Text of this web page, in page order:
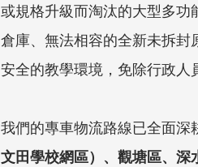
或規格升級而淘汰的大型多
倉庫、無法相容的全新未拆封
安全的教學環境，免除行政人
我們的專車物流路線已全面
文田學校網區）、觀塘區、